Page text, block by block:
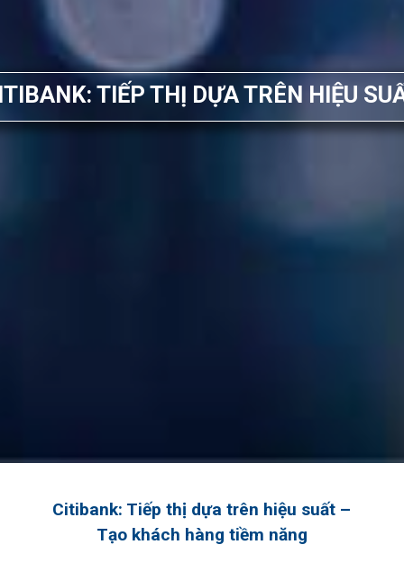
TIẾP THỊ DỰA TRÊN HIỆU
Citibank: Tiếp thị dựa trên hiệu suất –
Tạo khách hàng tiềm năng